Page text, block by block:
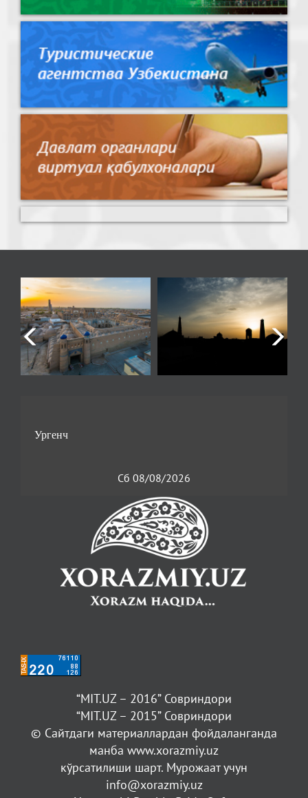
Сб 08/08/2026
“MIT.UZ – 2016” Совриндори
“MIT.UZ – 2015” Совриндори
© Сайтдаги материаллардан фойдаланганда
манба www.xorazmiy.uz
кўрсатилиши шарт. Мурожаат учун
info@xorazmiy.uz